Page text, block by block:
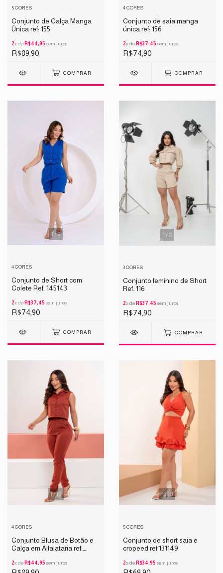
5 CORES
Conjunto de Calça Manga
Única ref: 155
2x de R$44,95 sem juros
R$89,90
COMPRAR
4 CORES
Conjunto de saia manga
única ref: 156
2x de R$37,45 sem juros
R$74,90
COMPRAR
1 /8
4 CORES
Conjunto de Short com
Colete Ref. 145143
2x de R$37,45 sem juros
R$74,90
COMPRAR
1 / 8
3 CORES
Conjunto feminino de Short
Ref. 116
2x de R$37,45 sem juros
R$74,90
COMPRAR
1/10
4 CORES
Conjunto Blusa de Botão e
Calça em Alfaiataria ref:
2x de R$44,95 sem juros
1/10
5 CORES
Conjunto de short saia e
cropeed ref:131149
2x de R$34,95 sem juros